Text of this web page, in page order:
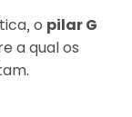
o pilar G
a qual os